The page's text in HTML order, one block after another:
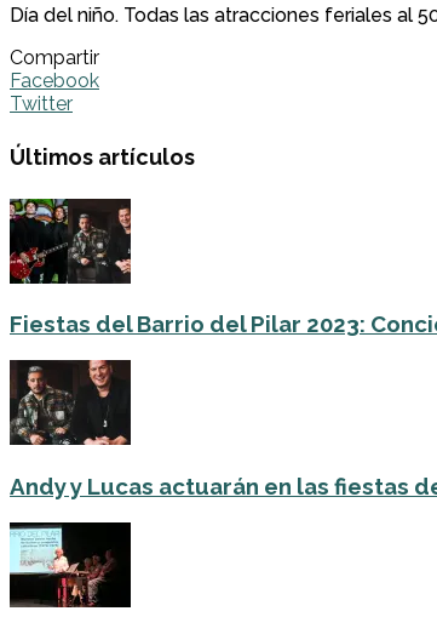
Día del niño. Todas las atracciones feriales al
Compartir
Facebook
Twitter
Últimos artículos
Fiestas del Barrio del Pilar 2023:
Andy y Lucas actuarán en las fiestas